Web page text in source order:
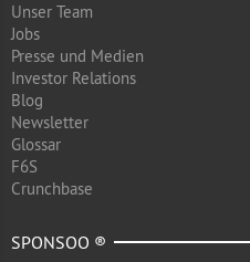
Unser Team
Jobs
Presse und Medien
Investor Relations
Blog
Newsletter
Glossar
F6S
Crunchbase
SPONSOO ®